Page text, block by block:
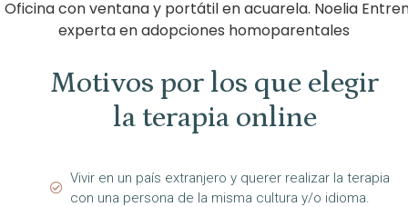
Motivos por los que elegir
la terapia online
Vivir en un país extranjero y querer realizar la terapia
con una persona de la misma cultura y/o idioma.